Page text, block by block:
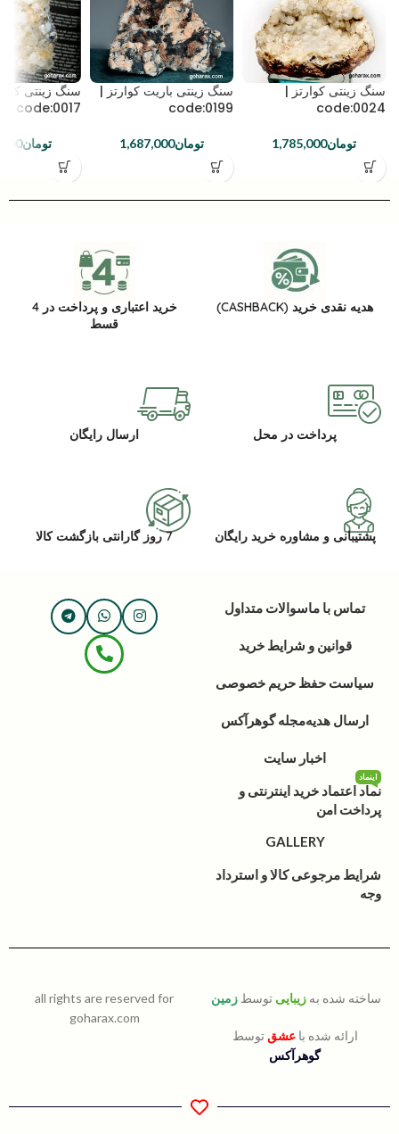
سنگ زینتی کوارتز |
code:0024
تومان1,785,000
سنگ زینتی باریت کوارتز |
code:0199
تومان1,687,000
سنگ زینتی
code:0017
تومان
هدیه نقدی خرید (CASHBACK)
خرید اعتباری و پرداخت در 4
قسط
پرداخت در محل ارسال رایگان
پشتیبانی و مشاوره خرید رایگان 7 روز گارانتی بازگشت کالا
تماس با ماسوالات متداول
قوانین و شرایط خرید
سیاست حفظ حریم خصوصی
ارسال هدیهمجله گوهرآکس
اخبار سایت
نماد اعتماد خرید اینترنتی و
پرداخت امن
اینماد
GALLERY
شرایط مرجوعی کالا و استرداد
وجه
ساخته شده به زیبایی توسط زمین
ارائه شده باعشق توسط
گوهرآکس
all rights are reserved for
goharax.com